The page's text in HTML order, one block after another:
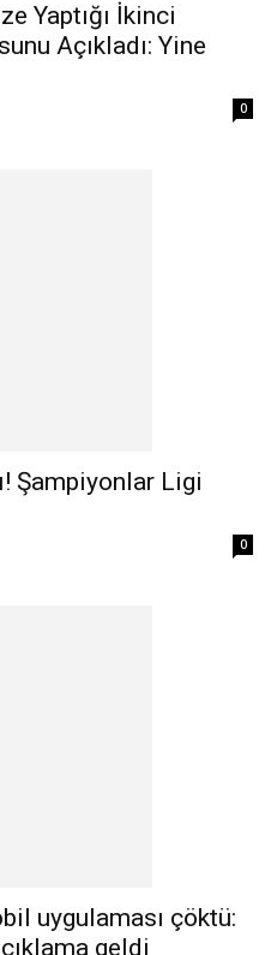
Yaptığı İkinci
Açıkladı: Yine
0
Şampiyonlar Ligi
0
uygulaması çöktü:
geldi